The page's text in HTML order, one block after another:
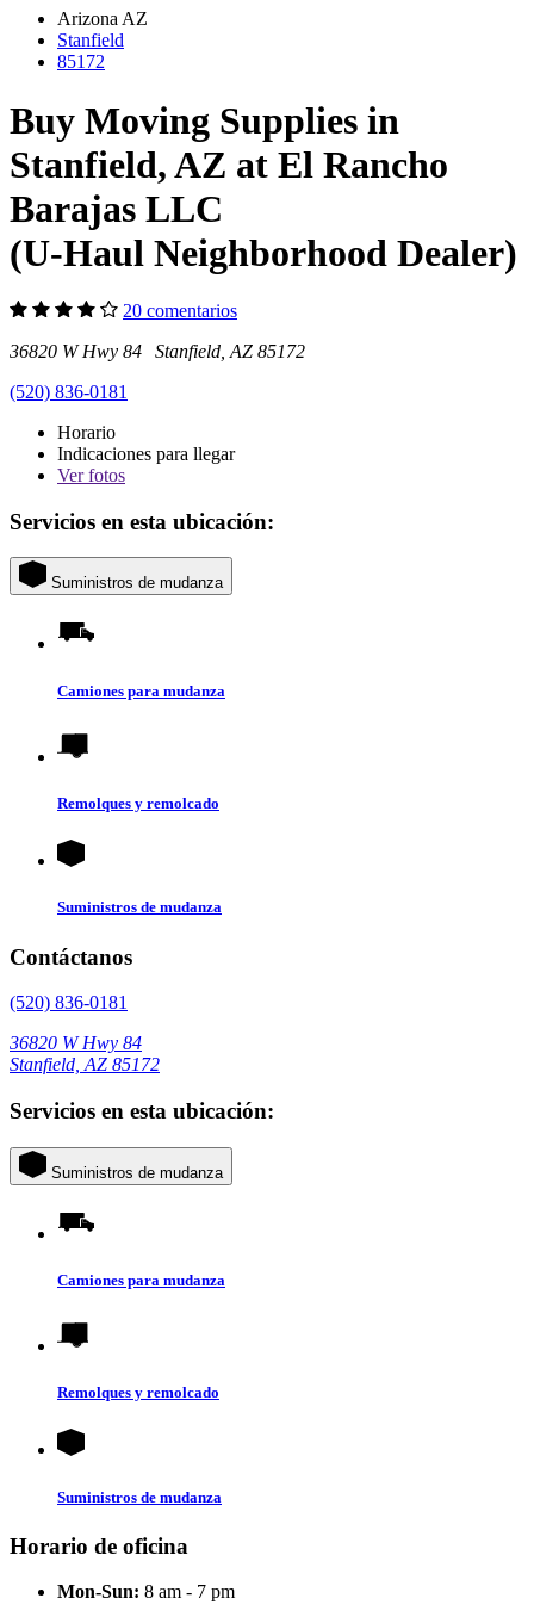
Arizona AZ
Stanfield
85172
Buy Moving Supplies in
Stanfield, AZ at El Rancho
Barajas LLC
(U-Haul Neighborhood Dealer)
20 comentarios
36820 W Hwy 84 Stanfield, AZ 85172
(520) 836-0181
Horario
Indicaciones para llegar
Verfotos
Servicios en esta ubicación:
Suministros de mudanza
Camiones para mudanza
Remolques y remolcado
Suministros de mudanza
Contáctanos
(520) 836-0181
36820 W Hwy 84
Stanfield, AZ 85172
Servicios en esta ubicación:
Suministros de mudanza
Camiones para mudanza
Remolques y remolcado
Suministros de mudanza
Horario de oficina
Mon-Sun: 8 am - 7 pm